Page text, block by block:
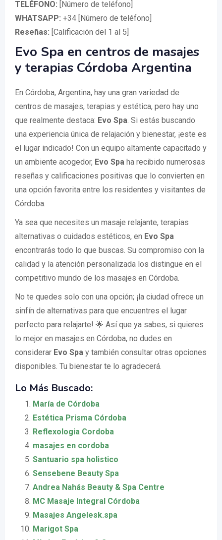
TELÉFONO: [Número de teléfono]
WHATSAPP: +34 [Número de teléfono]
Reseñas: [Calificación del 1 al 5]
Evo Spa en centros de masajes
y terapias Córdoba Argentina
En Córdoba, Argentina, hay una gran variedad de
centros de masajes, terapias y estética, pero hay uno
que realmente destaca: Evo Spa. Si estás buscando
una experiencia única de relajación y bienestar, ¡este es
el lugar indicado! Con un equipo altamente capacitado y
un ambiente acogedor, Evo Spa ha recibido numerosas
reseñas y calificaciones positivas que lo convierten en
una opción favorita entre los residentes y visitantes de
Córdoba.
Ya sea que necesites un masaje relajante, terapias
alternativas o cuidados estéticos, en Evo Spa
encontrarás todo lo que buscas. Su compromiso con la
calidad y la atención personalizada los distingue en el
competitivo mundo de los masajes en Córdoba.
No te quedes solo con una opción; ¡la ciudad ofrece un
sinfín de alternativas para que encuentres el lugar
perfecto para relajarte! 🌟 Así que ya sabes, si quieres
lo mejor en masajes en Córdoba, no dudes en
considerar Evo Spa y también consultar otras opciones
disponibles. Tu bienestar te lo agradecerá.
Lo Más Buscado:
María de Córdoba
Estética Prisma Córdoba
Reflexologia Cordoba
masajes en cordoba
Santuario spa holistico
Sensebene Beauty Spa
Andrea Nahás Beauty & Spa Centre
MC Masaje Integral Córdoba
Masajes Angelesk.spa
Marigot Spa